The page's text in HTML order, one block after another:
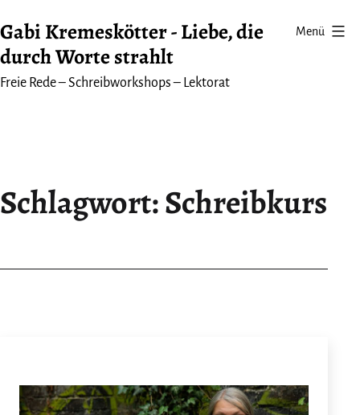
Inhalt
springen
Gabi Kremeskötter - Liebe, die
durch Worte strahlt
Freie Rede – Schreibworkshops – Lektorat
Menü
Schlagwort:Schreibkurs